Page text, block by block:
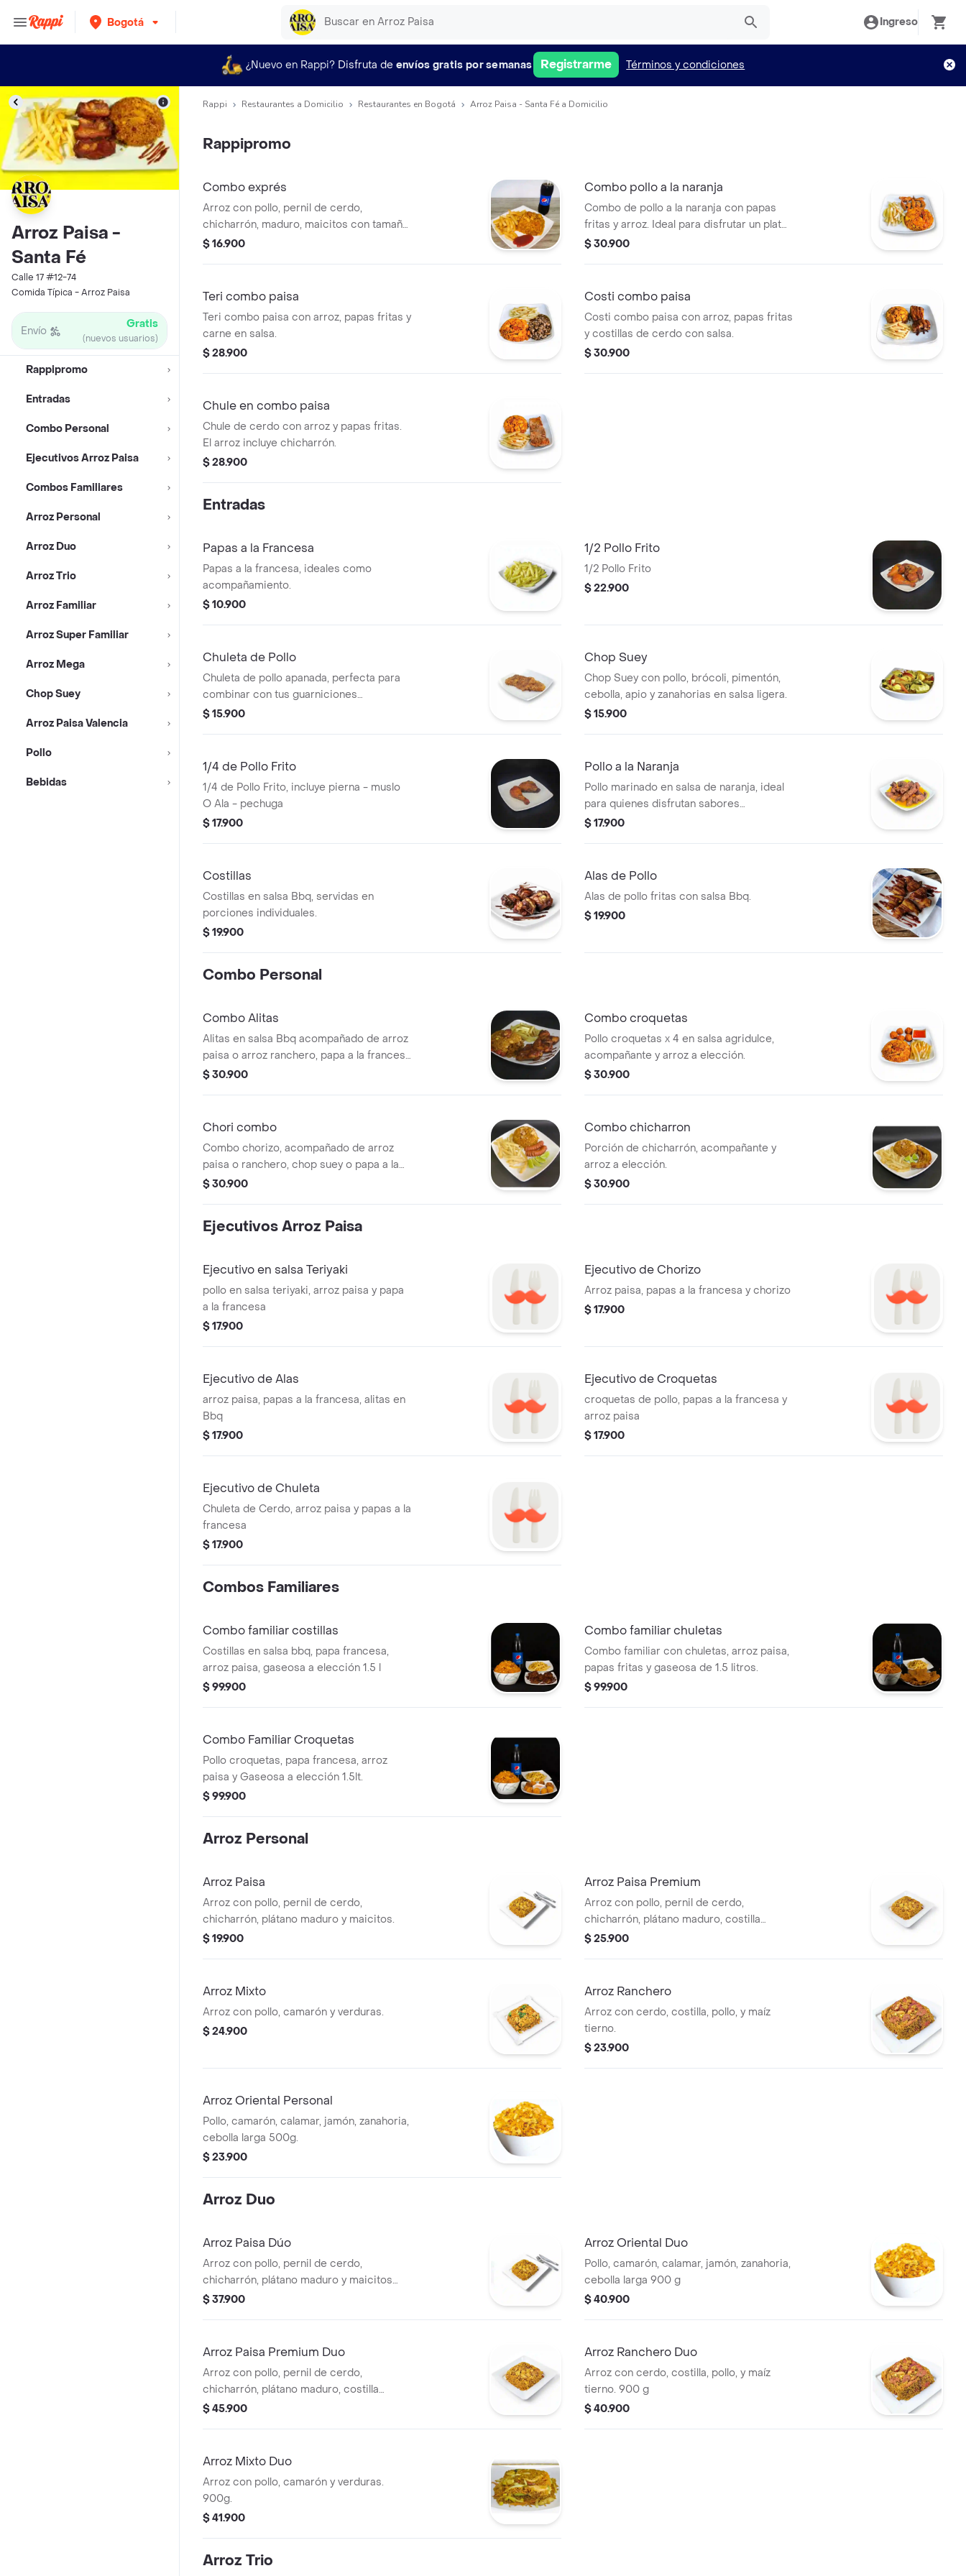
Bogotá Ingreso
¿Nuevo en Rappi? Disfruta de envíos gratis por semanas Registrarme Términos y condiciones
Arroz Paisa -
Santa Fé
Calle 17 #12-74
Comida Típica - Arroz Paisa
Envío Gratis
(nuevos usuarios)
Rappipromo
Entradas
Combo Personal
Ejecutivos Arroz Paisa
Combos Familiares
Arroz Personal
Arroz Duo
Arroz Trio
Arroz Familiar
Arroz Super Familiar
Arroz Mega
Chop Suey
Arroz Paisa Valencia
Pollo
Bebidas
Rappi Restaurantes a Domicilio Restaurantes en Bogotá Arroz Paisa - Santa Fé a Domicilio
Rappipromo
Combo exprés
Arroz con pollo, pernil de cerdo,
chicharrón, maduro, maicitos con tamaño
a elección, papas y gaseosa a elección
$ 16.900
Combo pollo a la naranja
Combo de pollo a la naranja con papas
fritas y arroz. Ideal para disfrutar un plato
completo.
$ 30.900
Teri combo paisa
Teri combo paisa con arroz, papas fritas y
carne en salsa.
$ 28.900
Costi combo paisa
Costi combo paisa con arroz, papas fritas
y costillas de cerdo con salsa.
$ 30.900
Chule en combo paisa
Chule de cerdo con arroz y papas fritas.
El arroz incluye chicharrón.
$ 28.900
Entradas
Papas a la Francesa
Papas a la francesa, ideales como
acompañamiento.
$ 10.900
1/2 Pollo Frito
1/2 Pollo Frito
$ 22.900
Chuleta de Pollo
Chuleta de pollo apanada, perfecta para
combinar con tus guarniciones
preferidas.
$ 15.900
Chop Suey
Chop Suey con pollo, brócoli, pimentón,
cebolla, apio y zanahorias en salsa ligera.
$ 15.900
1/4 de Pollo Frito
1/4 de Pollo Frito, incluye pierna - muslo
O Ala - pechuga
$ 17.900
Pollo a la Naranja
Pollo marinado en salsa de naranja, ideal
para quienes disfrutan sabores
agridulces.
$ 17.900
Costillas
Costillas en salsa Bbq, servidas en
porciones individuales.
$ 19.900
Alas de Pollo
Alas de pollo fritas con salsa Bbq.
$ 19.900
Combo Personal
Combo Alitas
Alitas en salsa Bbq acompañado de arroz
paisa o arroz ranchero, papa a la francesa
o chop suey
$ 30.900
Combo croquetas
Pollo croquetas x 4 en salsa agridulce,
acompañante y arroz a elección.
$ 30.900
Chori combo
Combo chorizo, acompañado de arroz
paisa o ranchero, chop suey o papa a la
francesa
$ 30.900
Combo chicharron
Porción de chicharrón, acompañante y
arroz a elección.
$ 30.900
Ejecutivos Arroz Paisa
Ejecutivo en salsa Teriyaki
pollo en salsa teriyaki, arroz paisa y papa
a la francesa
$ 17.900
Ejecutivo de Chorizo
Arroz paisa, papas a la francesa y chorizo
$ 17.900
Ejecutivo de Alas
arroz paisa, papas a la francesa, alitas en
Bbq
$ 17.900
Ejecutivo de Croquetas
croquetas de pollo, papas a la francesa y
arroz paisa
$ 17.900
Ejecutivo de Chuleta
Chuleta de Cerdo, arroz paisa y papas a la
francesa
$ 17.900
Combos Familiares
Combo familiar costillas
Costillas en salsa bbq, papa francesa,
arroz paisa, gaseosa a elección 1.5 l
$ 99.900
Combo familiar chuletas
Combo familiar con chuletas, arroz paisa,
papas fritas y gaseosa de 1.5 litros.
$ 99.900
Combo Familiar Croquetas
Pollo croquetas, papa francesa, arroz
paisa y Gaseosa a elección 1.5lt.
$ 99.900
Arroz Personal
Arroz Paisa
Arroz con pollo, pernil de cerdo,
chicharrón, plátano maduro y maicitos.
$ 19.900
Arroz Paisa Premium
Arroz con pollo, pernil de cerdo,
chicharrón, plátano maduro, costilla
ahumada, chorizo de ternera y maicitos.
$ 25.900
Arroz Mixto
Arroz con pollo, camarón y verduras.
$ 24.900
Arroz Ranchero
Arroz con cerdo, costilla, pollo, y maíz
tierno.
$ 23.900
Arroz Oriental Personal
Pollo, camarón, calamar, jamón, zanahoria,
cebolla larga 500g.
$ 23.900
Arroz Duo
Arroz Paisa Dúo
Arroz con pollo, pernil de cerdo,
chicharrón, plátano maduro y maicitos
900 g
$ 37.900
Arroz Oriental Duo
Pollo, camarón, calamar, jamón, zanahoria,
cebolla larga 900 g
$ 40.900
Arroz Paisa Premium Duo
Arroz con pollo, pernil de cerdo,
chicharrón, plátano maduro, costilla
ahumada, chorizo de ternera y maicitos
$ 45.900
Arroz Ranchero Duo
Arroz con cerdo, costilla, pollo, y maíz
tierno. 900 g
$ 40.900
Arroz Mixto Duo
Arroz con pollo, camarón y verduras.
900g.
$ 41.900
Arroz Trio